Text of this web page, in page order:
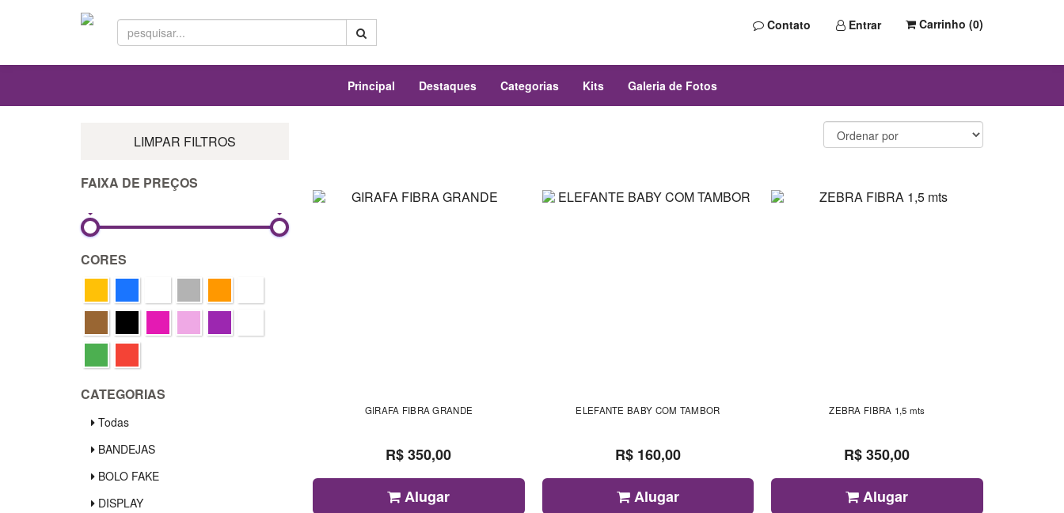
Contato Entrar Carrinho (0)
Principal Destaques Categorias Kits Galeria de Fotos
LIMPAR FILTROS
FAIXA DE PREÇOS
CORES
CATEGORIAS
Todas
BANDEJAS
BOLO FAKE
DISPLAY
GIRAFA FIBRA GRANDE
R$ 350,00
Alugar
ELEFANTE BABY COM TAMBOR
R$ 160,00
Alugar
ZEBRA FIBRA 1,5 mts
R$ 350,00
Alugar